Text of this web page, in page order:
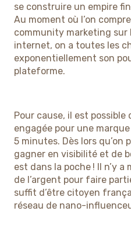
se construire un empire
Au moment où l’on
community marketing sur
internet, on a toutes les
exponentiellement son
plateforme.
Pour cause, il est
engagée pour une
5 minutes. Dès lors qu’on
gagner en visibilité et de
est dans la poche ! Il n’y a
de l’argent pour faire
suffit d’être citoyen
réseau de nano-